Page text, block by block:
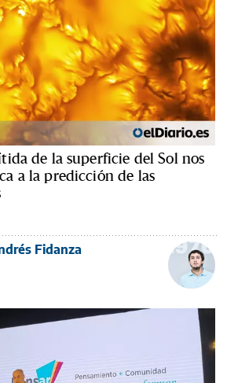
de la superficie del Sol nos
a la predicción de las
Fidanza